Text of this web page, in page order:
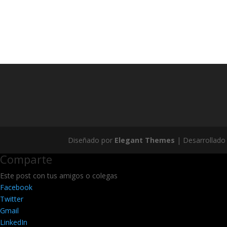
Diseñado por Elegant Themes |
Comparte
Este post con tus amigos o colegas
Facebook
Twitter
Gmail
LinkedIn